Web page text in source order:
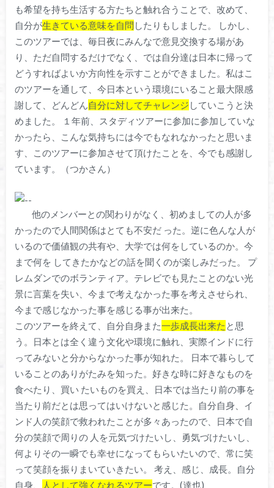
も希望を持ち生活する方たちと触れ合うことで、改めて、
自分が生きている意味を自問 したりもしました。 しかし、
このツアーでは、毎日夜にみんなで意見交換する場があ
り、ただ自問するだけでなく、では自分達は日本に帰って
どうすればよいか方向性を示すことができました。私はこ
のツアーを通して、今日本という環境にいること最大限感
謝して、どんどん自分に対してチャレンジ していこうと決
めました。 １年前、スタディツアーに参加に参加していな
かったら、こんな気持ちには今でもなれなかったと思いま
す、このツアーに参加させて頂けたことを、今でも感謝し
ています。（つかさん）
他のメンバーとの関わりがなく、初めましての人が多
かったので人間関係はとても不安だ った。逆に色んな人が
いるので価値観の共有や、大学では何をしているのか。今
まで何を してきたかなどの話を聞くのが楽しみだった。 プ
レムダンでのボランティア。テレビでも見たことのない光
景に言葉を失い、今まで考えなかった事を考えさせられ、
今まで感じなかった事を感じる事が出来た。
このツアーを終えて、自分自身また一歩成長出来た と 思
う。日本とは全く違う文化や環境に触れ、実際インドに行
ってみないと分からなかった事が知れた。 日本で暮らして
いることのありがたみを知った。好きな時に好きなものを
食べたり、買い たいものを買え、日本では当たり前の事を
当たり前だとは思ってはいけないと感じた。自分自身、イ
ンド人の笑顔で救われたことが多々あったので、日本で自
分の笑顔で周りの 人を元気づけたいし、勇気づけたいし、
何よりその一瞬でも幸せになってもらいたいので、常に笑
って笑顔を振りまいていきたい。 考え、感じ、成長。自分
自身、
人として強くなれるツアーです。(達也)